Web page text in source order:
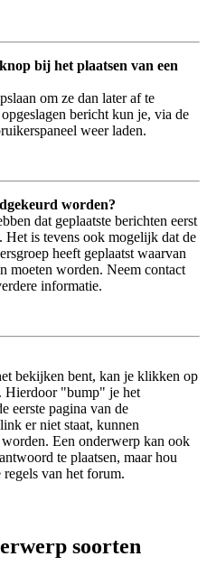
bij het plaatsen van een
om ze dan later af te
bericht kun je, via de
weer laden.
worden?
dat geplaatste berichten eerst
Het is tevens ook mogelijk dat de
heeft geplaatst waarvan
moeten worden. Neem contact
informatie.
bekijken bent, kan je klikken op
"bump" je het
eerste pagina van de
er niet staat, kunnen
Een onderwerp kan ook
te plaatsen, maar hou
van het forum.
soorten